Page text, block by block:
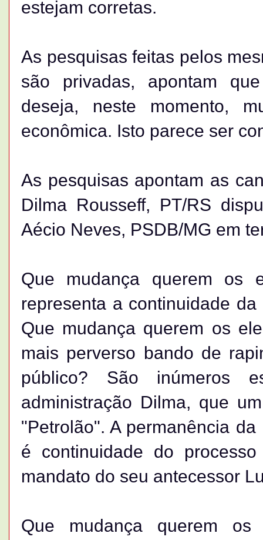
estejam corretas.
As pesquisas feitas pelos
são privadas, apontam
deseja, neste momento,
econômica. Isto parece ser
As pesquisas apontam as
Dilma Rousseff, PT/RS
Aécio Neves, PSDB/MG em
Que mudança querem os
representa a continuidade
Que mudança querem os
mais perverso bando de
público? São inúmeros
administração Dilma, que
"Petrolão". A permanência
é continuidade do
mandato do seu antecessor
Que mudança querem